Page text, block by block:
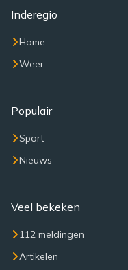
Inderegio
Home
Weer
Populair
Sport
Nieuws
Veel bekeken
112 meldingen
Artikelen